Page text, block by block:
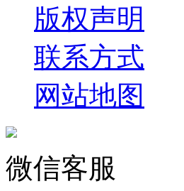
版权声明
联系方式
网站地图
微信客服